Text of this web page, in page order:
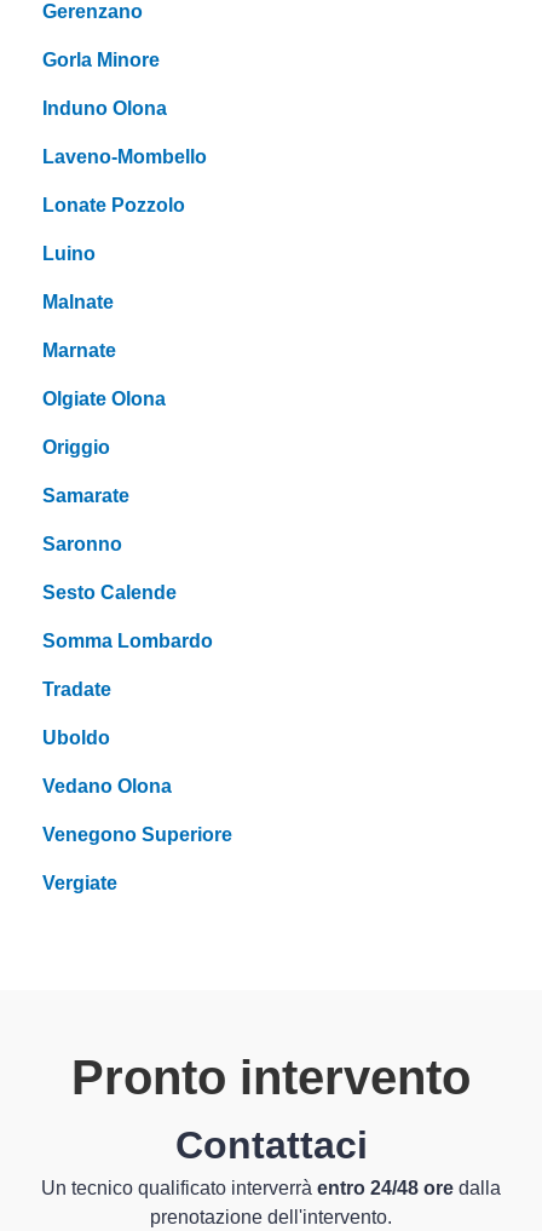
Gerenzano
Gorla Minore
Induno Olona
Laveno-Mombello
Lonate Pozzolo
Luino
Malnate
Marnate
Olgiate Olona
Origgio
Samarate
Saronno
Sesto Calende
Somma Lombardo
Tradate
Uboldo
Vedano Olona
Venegono Superiore
Vergiate
Pronto intervento
Contattaci
Un tecnico qualificato interverrà entro 24/48 ore dalla
prenotazione dell'intervento.